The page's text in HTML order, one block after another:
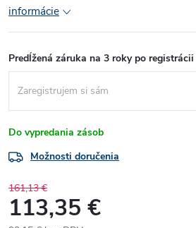
informácie
Predĺžená záruka na 3 roky po
Do vypredania zásob
Možnosti doručenia
161,13 €
113,35 €